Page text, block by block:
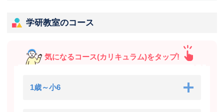
学研教室のコース
気になるコース(カリキュラム)をタップ!
1歳～小6